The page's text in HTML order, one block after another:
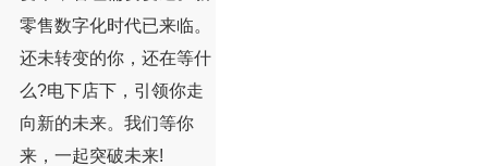
零售数字化时代已来临。
还未转变的你，还在等什
么?电下店下，引领你走
向新的未来。我们等你
来，一起突破未来!